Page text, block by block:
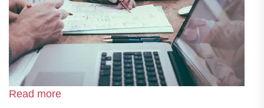
Read more